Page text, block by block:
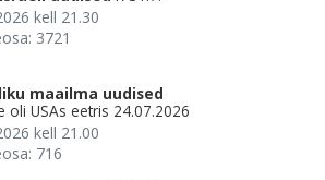
kell 21.30
3721
maailma uudised
oli USAs eetris 24.07.2026
kell 21.00
716